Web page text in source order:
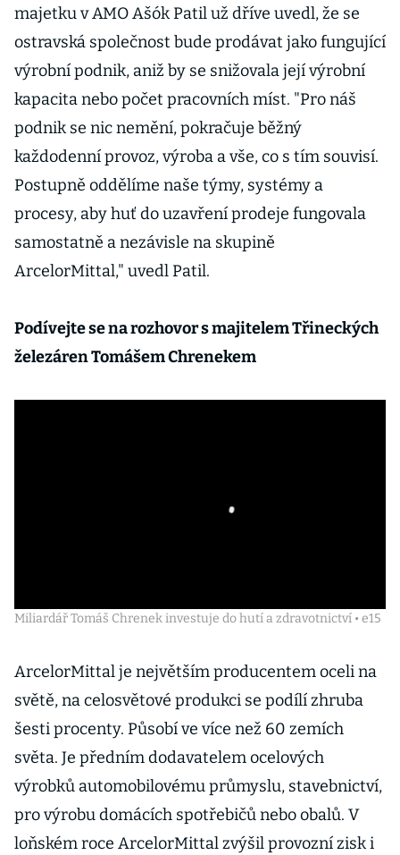
majetku v AMO Ašók Patil už dříve uvedl, že se
ostravská společnost bude prodávat jako fungující
výrobní podnik, aniž by se snižovala její výrobní
kapacita nebo počet pracovních míst. "Pro náš
podnik se nic nemění, pokračuje běžný
každodenní provoz, výroba a vše, co s tím souvisí.
Postupně oddělíme naše týmy, systémy a
procesy, aby huť do uzavření prodeje fungovala
samostatně a nezávisle na skupině
ArcelorMittal," uvedl Patil.
Podívejte se na rozhovor s majitelem Třineckých
železáren Tomášem Chrenekem
Miliardář Tomáš Chrenek investuje do hutí a zdravotnictví • e15
ArcelorMittal je největším producentem oceli na
světě, na celosvětové produkci se podílí zhruba
šesti procenty. Působí ve více než 60 zemích
světa. Je předním dodavatelem ocelových
výrobků automobilovému průmyslu, stavebnictví,
pro výrobu domácích spotřebičů nebo obalů. V
loňském roce ArcelorMittal zvýšil provozní zisk i